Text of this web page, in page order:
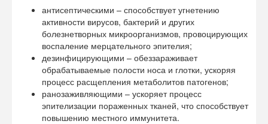
антисептическими – способствует угнетению
активности вирусов, бактерий и других
болезнетворных микроорганизмов, провоцирующих
воспаление мерцательного эпителия;
дезинфицирующими – обеззараживает
обрабатываемые полости носа и глотки, ускоряя
процесс расщепления метаболитов патогенов;
ранозаживляющими – ускоряет процесс
эпителизации пораженных тканей, что способствует
повышению местного иммунитета.